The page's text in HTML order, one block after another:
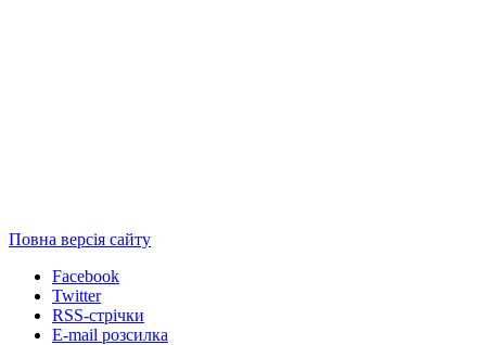
Повна версія сайту
Facebook
Twitter
RSS-стрічки
E-mail розсилка